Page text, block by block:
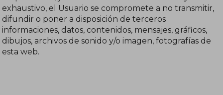
exhaustivo, el Usuario se compromete a no transmitir,
difundir o poner a disposición de terceros
informaciones, datos, contenidos, mensajes, gráficos,
dibujos, archivos de sonido y/o imagen, fotografías de
esta web.